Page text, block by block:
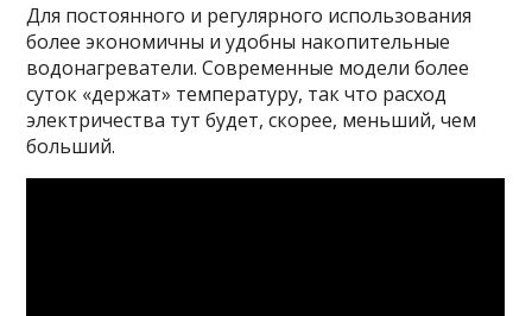
Для постоянного и регулярного использования
более экономичны и удобны накопительные
водонагреватели. Современные модели более
суток «держат» температуру, так что расход
электричества тут будет, скорее, меньший, чем
больший.